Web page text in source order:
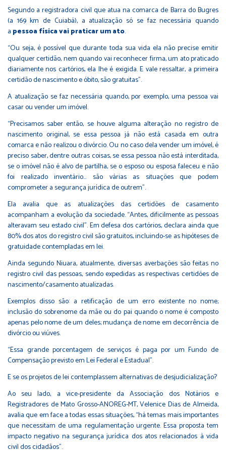
Segundo a registradora civil que atua na comarca de Barra do Bugres
(a 169 km de Cuiabá), a atualização só se faz necessária quando
a pessoa física vai praticar um ato.
“Ou seja, é possível que durante toda sua vida ela não precise emitir
qualquer certidão, nem quando vai reconhecer firma, um ato praticado
diariamente nos cartórios, ela lhe é exigida. E vale ressaltar, a primeira
certidão de nascimento e óbito, são gratuitas”.
A atualização se faz necessária quando, por exemplo, uma pessoa vai
casar ou vender um imóvel.
“Precisamos saber então, se houve alguma alteração no registro de
nascimento original, se essa pessoa já não está casada em outra
comarca e não realizou o divórcio. Ou no caso dela vender um imóvel, é
preciso saber, dentre outras coisas, se essa pessoa não está interditada,
se o imóvel não é alvo de partilha, se o esposo ou esposa faleceu e não
foi realizado inventário… são várias as situações que podem
comprometer a segurança jurídica de outrem”.
Ela avalia que as atualizações das certidões de casamento
acompanham a evolução da sociedade. “Antes, dificilmente as pessoas
alteravam seu estado civil”. Em defesa dos cartórios, declara ainda que
80% dos atos do registro civil são gratuitos, incluindo-se as hipóteses de
gratuidade contempladas em lei.
Ainda segundo Niuara, atualmente, diversas averbações são feitas no
registro civil das pessoas, sendo expedidas as respectivas certidões de
nascimento/casamento atualizadas.
Exemplos disso são: a retificação de um erro existente no nome;
inclusão do sobrenome da mãe ou do pai quando o nome é composto
apenas pelo nome de um deles; mudança de nome em decorrência de
divórcio ou viúves.
“Essa grande porcentagem de serviços é paga por um Fundo de
Compensação previsto em Lei Federal e Estadual”.
E se os projetos de lei contemplassem alternativas de desjudicialização?
Ao seu lado, a vice-presidente da Associação dos Notários e
Registradores de Mato Grosso-ANOREG-MT, Velenice Dias de Almeida,
avalia que em face a todas essas situações, “há temas mais importantes
que necessitam de uma regulamentação urgente. Essa proposta tem
impacto negativo na segurança jurídica dos atos relacionados à vida
civil dos cidadãos”.